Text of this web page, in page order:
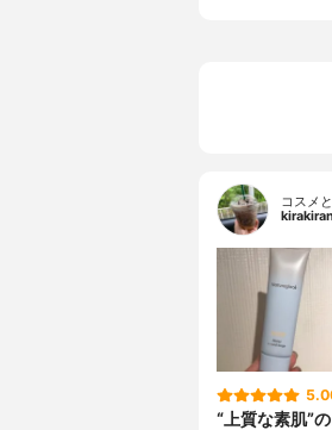
コスメ
“上質な素肌”